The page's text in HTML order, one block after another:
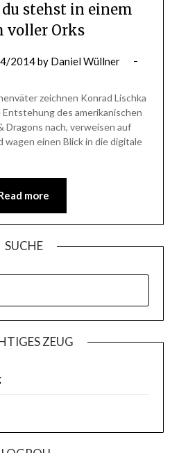
stehst in einem
voller Orks
2014by Daniel Wüllner
zeichnen Konrad Lischka
des amerikanischen
Dragons nach, verweisen auf
einen Blick in die digitale
more
SUCHE
ZEUG